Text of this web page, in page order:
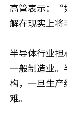
高管表示：“
解在现实上将
半导体行业担
一般制造业。
构，一旦生
难。